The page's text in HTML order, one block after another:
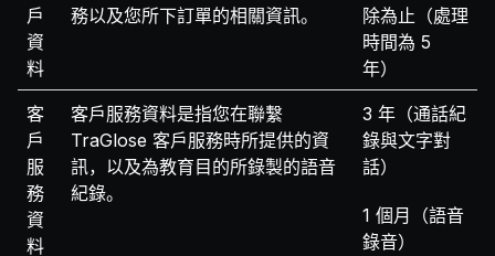
戶
資
料
務以及您所下訂單的相關資訊。
除為止（處理
時間為 5
年）
客
戶
服
務
資
料
客戶服務資料是指您在聯繫
TraGlose 客戶服務時所提供的資
訊，以及為教育目的所錄製的語音
紀錄。
3 年（通話紀
錄與文字對
話）
1 個月（語音
錄音）